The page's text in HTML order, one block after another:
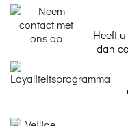
Heeft
dan